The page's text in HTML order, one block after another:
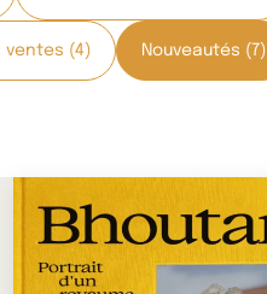
ventes (4) Nouveautés (7)